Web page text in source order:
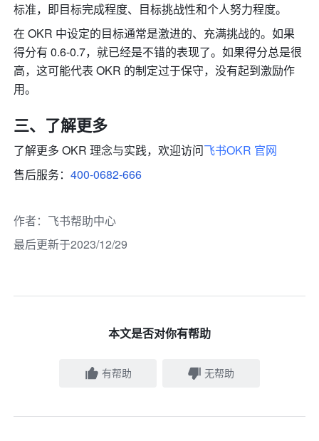
标准，即目标完成程度、目标挑战性和个人努力程度。
在 OKR 中设定的目标通常是激进的、充满挑战的。如果
得分有 0.6-0.7，就已经是不错的表现了。如果得分总是很
高，这可能代表 OKR 的制定过于保守，没有起到激励作
用。
三、了解更多
了解更多 OKR 理念与实践，欢迎访问飞书OKR 官网
售后服务：400-0682-666
作者： 飞书帮助中心
最后更新于2023/12/29
本文是否对你有帮助
有帮助 无帮助